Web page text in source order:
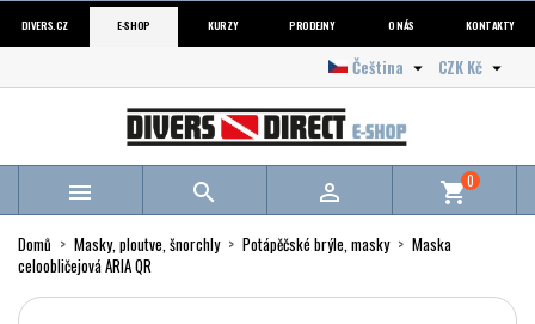
DIVERS.CZ E-SHOP KURZY PRODEJNY O NÁS KONTAKTY
CZK Kč 
Čeština 
   shopping_cart0
Domů Masky, ploutve, šnorchly Potápěčské brýle, masky
Maska
celoobličejová ARIA QR